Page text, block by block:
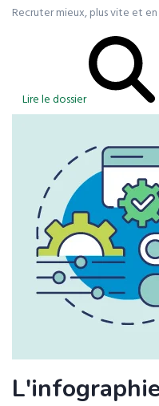
Recruter mieux, plus vite et
Lire le dossier